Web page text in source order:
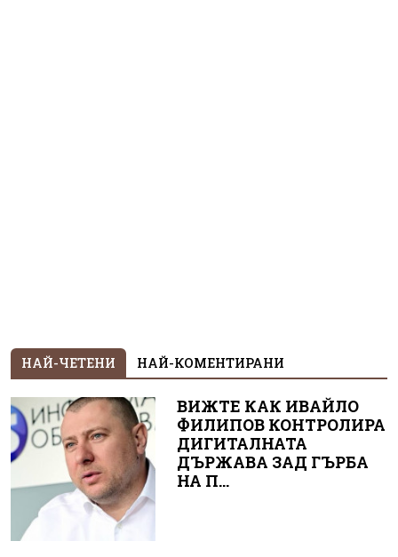
НАЙ-ЧЕТЕНИ НАЙ-КОМЕНТИРАНИ
ВИЖТЕ КАК ИВАЙЛО
ФИЛИПОВ КОНТРОЛИРА
ДИГИТАЛНАТА
ДЪРЖАВА ЗАД ГЪРБА
НА П...